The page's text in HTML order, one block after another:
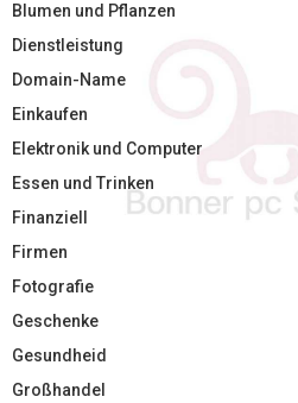
Blumen und Pflanzen
Dienstleistung
Domain-Name
Einkaufen
Elektronik und Computer
Essen und Trinken
Finanziell
Firmen
Fotografie
Geschenke
Gesundheid
Großhandel